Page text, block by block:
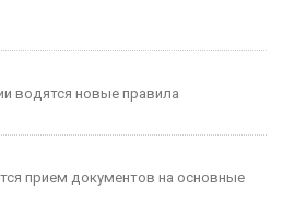
водятся новые правила
прием документов на основные